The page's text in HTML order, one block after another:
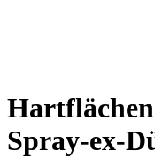
Spray-ex-